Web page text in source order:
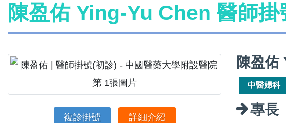
陳盈佑 Ying-Yu Chen 醫師掛
複診掛號 詳細介紹
陳盈佑
中醫婦科
專長